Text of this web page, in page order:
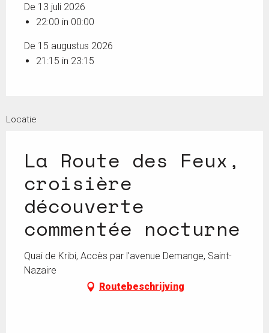
De 13 juli 2026
22:00 in 00:00
De 15 augustus 2026
21:15 in 23:15
Locatie
La Route des Feux,
croisière
découverte
commentée nocturne
Quai de Kribi, Accès par l'avenue Demange, Saint-
Nazaire
Routebeschrijving